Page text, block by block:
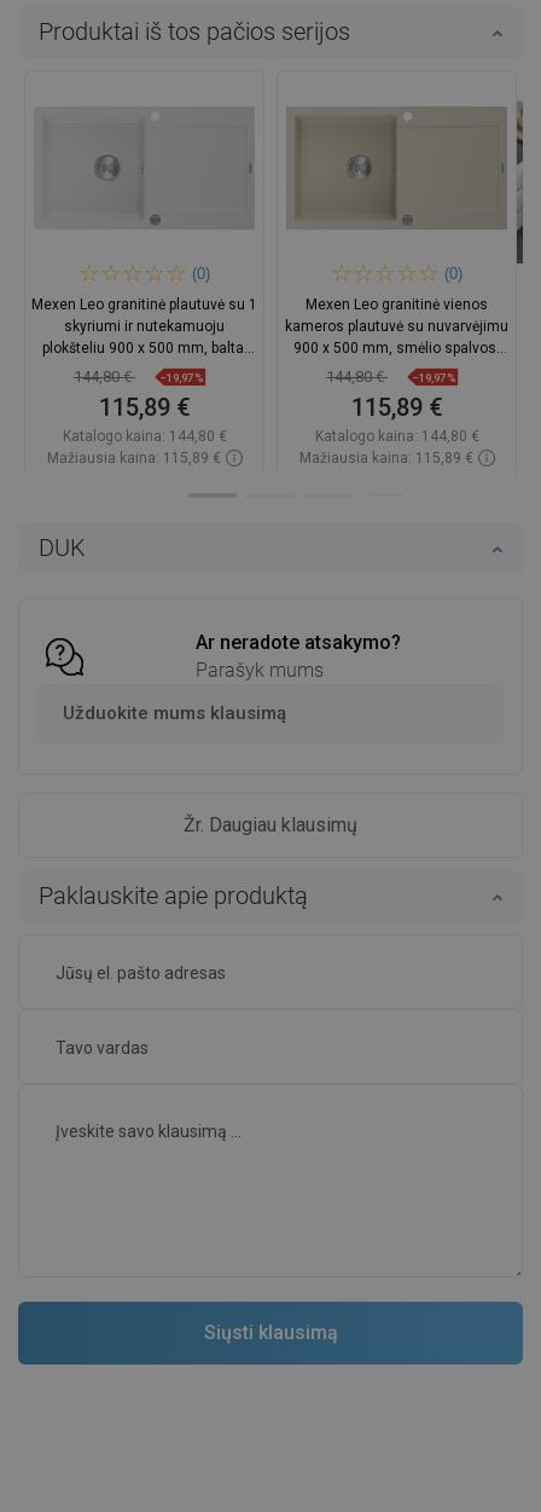
DUK
Ar neradote atsakymo?
Parašyk mums
Užduokite mums klausimą
Žr. Daugiau klausimų
Paklauskite apie produktą
Produktai iš tos pačios serijos
(0)
Mexen Leo granitinė plautuvė su 1
skyriumi ir nutekamuoju
plokšteliu 900 x 500 mm, balta,
chromuotas sifonas -
144,80 € −19,97%
115,89 €
Katalogo kaina: 144,80 €
Mažiausia kaina: 115,89 €
(0)
Mexen Leo granitinė vienos
kameros plautuvė su nuvarvėjimu
900 x 500 mm, smėlio spalvos,
chromuotas sifonas -
144,80 € −19,97%
115,89 €
Katalogo kaina: 144,80 €
Mažiausia kaina: 115,89 €